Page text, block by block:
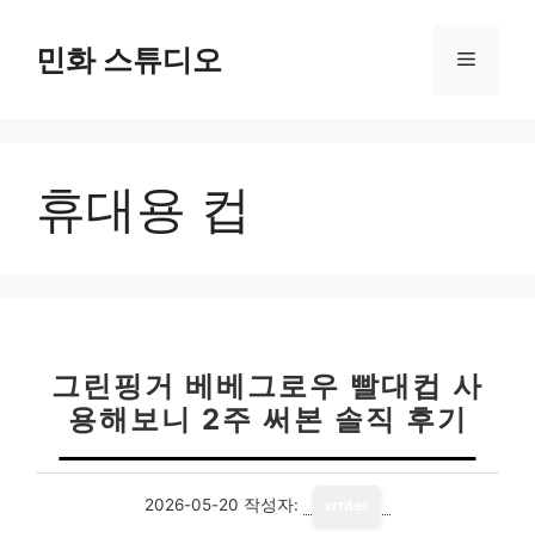
민화 스튜디오 메
휴대용 컵
그린핑거 베베그로우 빨대컵 사
용해보니 2주 써본 솔직 후기
2026-05-20 작성자: